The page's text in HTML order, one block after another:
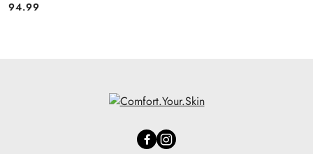
Cena:
94.99